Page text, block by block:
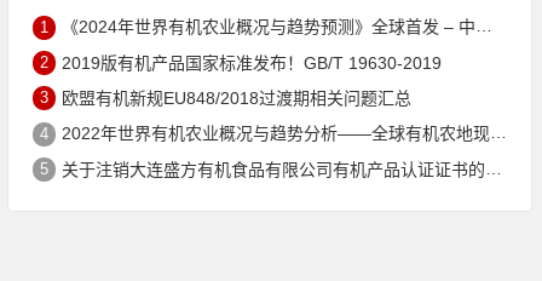
1 《2024年世界有机农业概况与趋势预测》全球首发 – 中国有机市场规模跻身世界第三
2 2019版有机产品国家标准发布！GB/T 19630-2019
3 欧盟有机新规EU848/2018过渡期相关问题汇总
4 2022年世界有机农业概况与趋势分析——全球有机农地现状与有机食品（含饮料）市场
5 关于注销大连盛方有机食品有限公司有机产品认证证书的公告